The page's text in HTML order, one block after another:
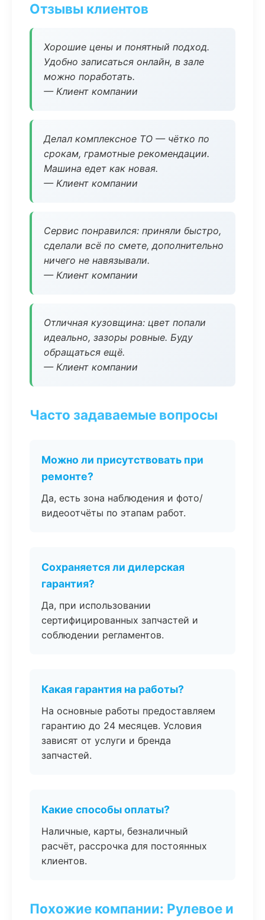
Отзывы клиентов
Хорошие цены и понятный подход.
Удобно записаться онлайн, в зале
можно поработать.
— Клиент компании
Делал комплексное ТО — чётко по
срокам, грамотные рекомендации.
Машина едет как новая.
— Клиент компании
Сервис понравился: приняли быстро,
сделали всё по смете, дополнительно
ничего не навязывали.
— Клиент компании
Отличная кузовщина: цвет попали
идеально, зазоры ровные. Буду
обращаться ещё.
— Клиент компании
Часто задаваемые вопросы
Можно ли присутствовать при
ремонте?
Да, есть зона наблюдения и фото/
видеоотчёты по этапам работ.
Сохраняется ли дилерская
гарантия?
Да, при использовании
сертифицированных запчастей и
соблюдении регламентов.
Какая гарантия на работы?
На основные работы предоставляем
гарантию до 24 месяцев. Условия
зависят от услуги и бренда
запчастей.
Какие способы оплаты?
Наличные, карты, безналичный
расчёт, рассрочка для постоянных
клиентов.
Похожие компании: Рулевое и